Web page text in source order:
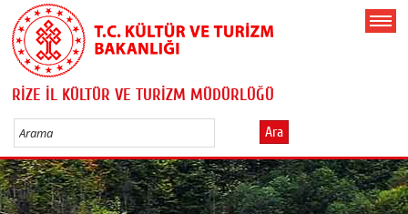
RİZE İL KÜLTÜR VE TURİZM MÜDÜRLÜĞÜ
Ara